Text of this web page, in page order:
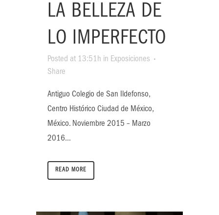
LA BELLEZA DE
LO IMPERFECTO
Posted at 13:51h in Exposiciones
Share
Antiguo Colegio de San Ildefonso,
Centro Histórico Ciudad de México,
México. Noviembre 2015 – Marzo
2016...
READ MORE